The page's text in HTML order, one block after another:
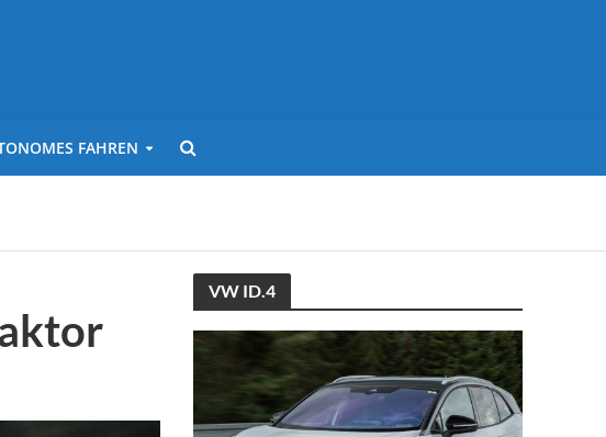
FAHREN
VW ID.4